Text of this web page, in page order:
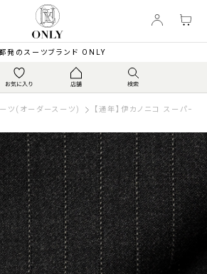
発のスーツブランド ONLY
ツ(オーダースーツ) 【通年】伊カノニコ スーパー